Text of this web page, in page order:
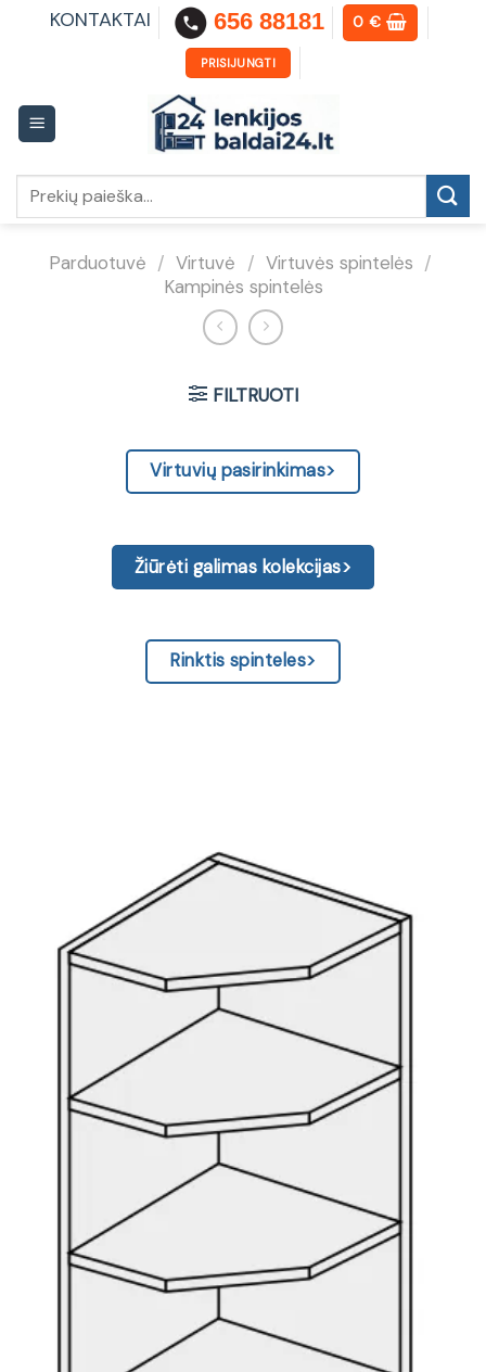
KONTAKTAI 656 88181 0€
PRISIJUNGTI
Parduotuvė / Virtuvė / Virtuvės spintelės /
Kampinės spintelės
FILTRUOTI
Virtuvių pasirinkimas>
Žiūrėti galimas kolekcijas>
Rinktis spinteles>